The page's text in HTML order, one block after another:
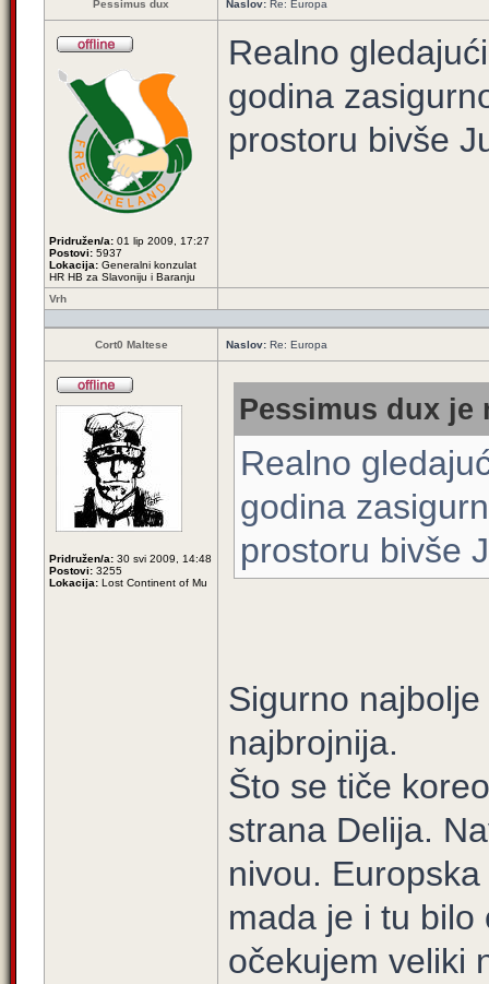
Pessimus dux Naslov: Re: Europa
Pridružen/a: 01 lip 2009, 17:27
Postovi: 5937
Lokacija: Generalni konzulat
HR HB za Slavoniju i Baranju
Realno
godina
prostoru bivše
Vrh
Cort0 Maltese Naslov: Re: Europa
Pridružen/a: 30 svi 2009, 14:48
Postovi: 3255
Lokacija: Lost Continent of Mu
Pessimus dux je
Realno
godina
prostoru bivše
Sigurno
najbrojnija.
Što se tiče
strana Delija.
nivou.
mada je i tu
očekujem veliki